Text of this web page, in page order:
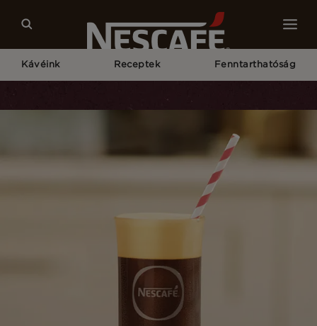
Kávéink Receptek Fenntarthatóság
NESCAFÉ Frappé Americano